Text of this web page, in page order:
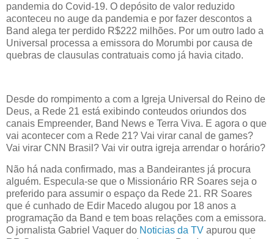
pandemia do Covid-19. O depósito de valor reduzido
aconteceu no auge da pandemia e por fazer descontos a
Band alega ter perdido R$222 milhões. Por um outro lado a
Universal processa a emissora do Morumbi por causa de
quebras de clausulas contratuais como já havia citado.
Desde do rompimento a com a Igreja Universal do Reino de
Deus, a Rede 21 está exibindo conteudos oriundos dos
canais Empreender, Band News e Terra Viva. E agora o que
vai acontecer com a Rede 21? Vai virar canal de games?
Vai virar CNN Brasil? Vai vir outra igreja arrendar o horário?
Não há nada confirmado, mas a Bandeirantes já procura
alguém. Especula-se que o Missionário RR Soares seja o
preferido para assumir o espaço da Rede 21. RR Soares
que é cunhado de Edir Macedo alugou por 18 anos a
programação da Band e tem boas relações com a emissora.
O jornalista Gabriel Vaquer do Noticias da TV apurou que